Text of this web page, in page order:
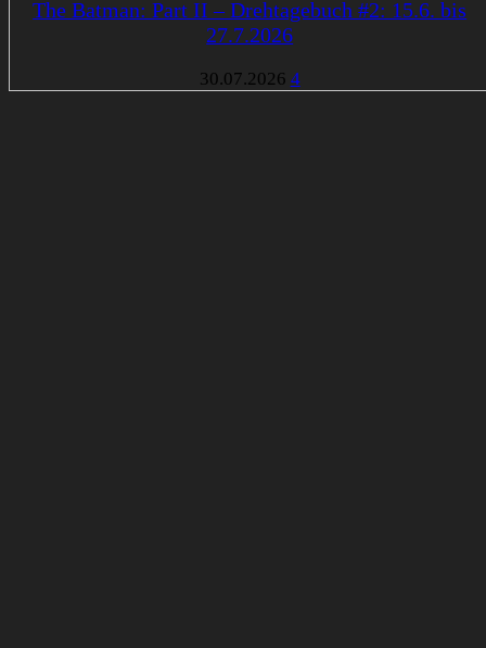
The Batman: Part II – Drehtagebuch #2: 15.6. bis
27.7.2026
30.07.2026 4